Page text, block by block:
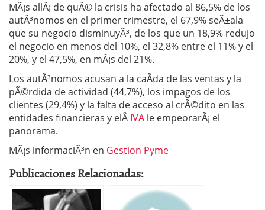
MÃ¡s allÃ¡ de quÃ© la crisis ha afectado al 86,5% de los
autÃ³nomos en el primer trimestre, el 67,9% seÃ±ala
que su negocio disminuyÃ³, de los que un 18,9% redujo
el negocio en menos del 10%, el 32,8% entre el 11% y el
20%, y el 47,5%, en mÃ¡s del 21%.
Los autÃ³nomos acusan a la caÃ­da de las ventas y la
pÃ©rdida de actividad (44,7%), los impagos de los
clientes (29,4%) y la falta de acceso al crÃ©dito en las
entidades financieras y elÂ IVA le empeorarÃ¡ el
panorama.
MÃ¡s informaciÃ³n en Gestion Pyme
Publicaciones Relacionadas: